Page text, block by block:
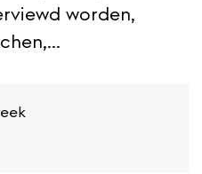
worden,